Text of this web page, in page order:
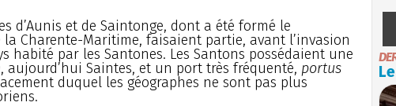
d’Aunis et de Saintonge, dont a été formé le
Charente-Maritime, faisaient partie, avant l’invasion
habité par les Santones. Les Santons possédaient une
, aujourd’hui Saintes, et un port très fréquenté, portus
duquel les géographes ne sont pas plus